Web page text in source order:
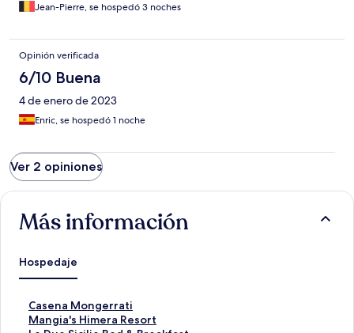
Jean-Pierre, se hospedó 3 noches
Opinión verificada
6/10 Buena
4 de enero de 2023
Enric, se hospedó 1 noche
Ver 2 opiniones
Más información
Hospedaje
Casena Mongerrati
E
n
Mangia's Himera Resort
E